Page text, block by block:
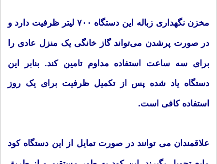
مخزن نگهداری زباله این دستگاه ۷۰۰ لیتر ظرفیت دارد و
در صورت پرشدن می‌تواند گاز خانگی یک منزل عادی را
برای سه ساعت استفاده مداوم تامین کند. بنابر این
دستگاه یاد شده پس از تکمیل ظرفیت برای یک روز
استفاده کافی است.
علاقمندان می توانند در صورت تمایل از این دستگاه کود